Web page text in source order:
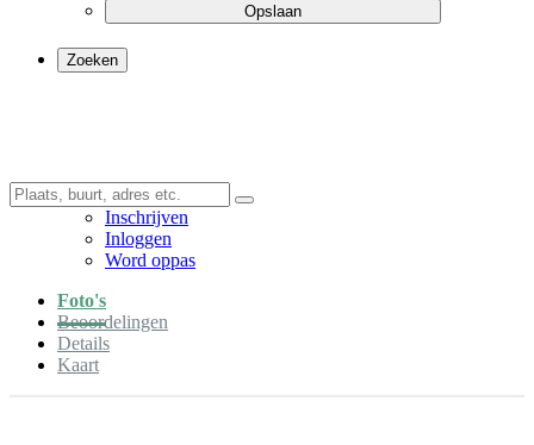
Opslaan
Zoeken
Inschrijven
Inloggen
Word oppas
Foto's
Beoordelingen
Details
Kaart